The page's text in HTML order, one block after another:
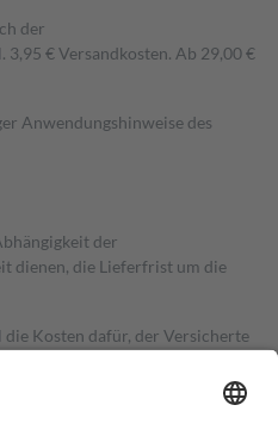
der
€ Versandkosten. Ab 29,00 €
Anwendungshinweise des
der
dienen, die Lieferfrist um die
Kosten dafür, der Versicherte
tatsächlichen Kosten der Leistung